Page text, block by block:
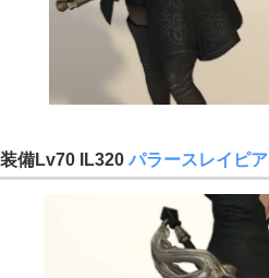
装備Lv70 IL320 パラースレイピア